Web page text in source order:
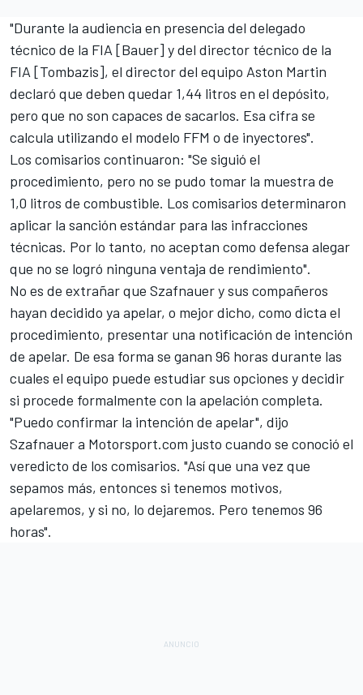
"Durante la audiencia en presencia del delegado
técnico de la FIA [Bauer] y del director técnico de la
FIA [Tombazis], el director del equipo Aston Martin
declaró que deben quedar 1,44 litros en el depósito,
pero que no son capaces de sacarlos. Esa cifra se
calcula utilizando el modelo FFM o de inyectores".
Los comisarios continuaron: "Se siguió el
procedimiento, pero no se pudo tomar la muestra de
1,0 litros de combustible. Los comisarios determinaron
aplicar la sanción estándar para las infracciones
técnicas. Por lo tanto, no aceptan como defensa alegar
que no se logró ninguna ventaja de rendimiento".
No es de extrañar que Szafnauer y sus compañeros
hayan decidido ya apelar, o mejor dicho, como dicta el
procedimiento, presentar una notificación de intención
de apelar. De esa forma se ganan 96 horas durante las
cuales el equipo puede estudiar sus opciones y decidir
si procede formalmente con la apelación completa.
"Puedo confirmar la intención de apelar", dijo
Szafnauer a Motorsport.com justo cuando se conoció el
veredicto de los comisarios. "Así que una vez que
sepamos más, entonces si tenemos motivos,
apelaremos, y si no, lo dejaremos. Pero tenemos 96
horas".